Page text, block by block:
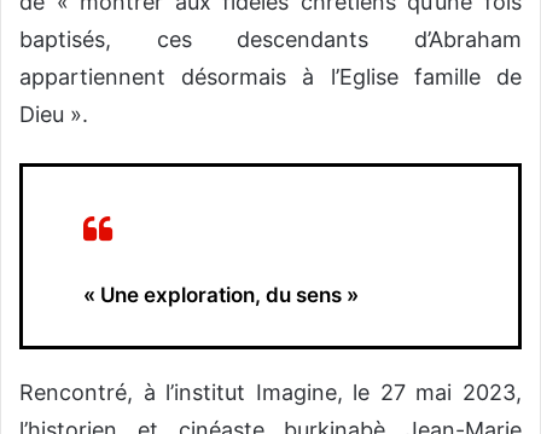
baptisés, ces descendants d’Abraham
appartiennent désormais à l’Eglise famille de
Dieu ».
« Une exploration, du sens »
Rencontré, à l’institut Imagine, le 27 mai 2023,